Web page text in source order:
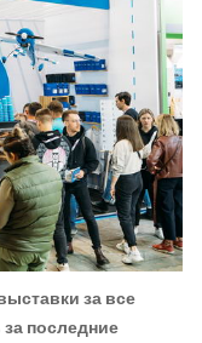
за все
последние